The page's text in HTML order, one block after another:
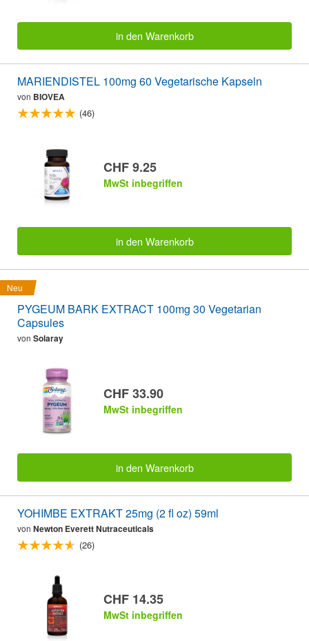
in den Warenkorb
MARIENDISTEL 100mg 60 Vegetarische Kapseln
von BIOVEA
(46)
CHF 9.25
MwSt inbegriffen
in den Warenkorb
Neu
PYGEUM BARK EXTRACT 100mg 30 Vegetarian
Capsules
von Solaray
CHF 33.90
MwSt inbegriffen
in den Warenkorb
YOHIMBE EXTRAKT 25mg (2 fl oz) 59ml
von Newton Everett Nutraceuticals
(26)
CHF 14.35
MwSt inbegriffen